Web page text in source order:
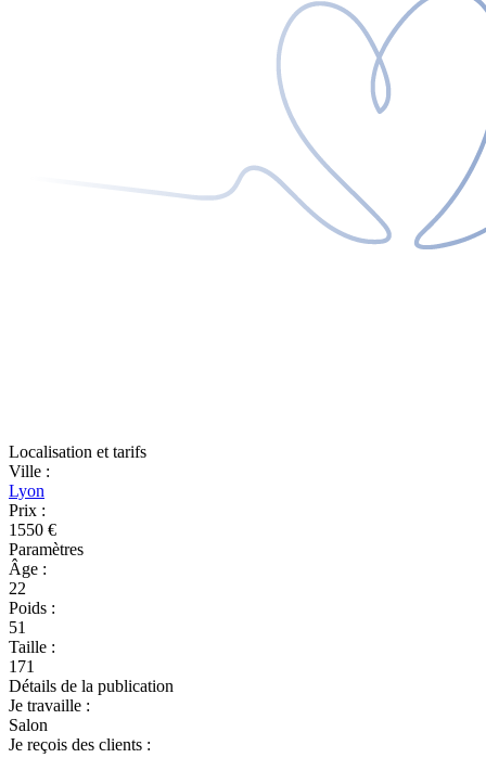
Localisation et tarifs
Ville :
Lyon
Prix :
1550 €
Paramètres
Âge :
22
Poids :
51
Taille :
171
Détails de la publication
Je travaille :
Salon
Je reçois des clients :